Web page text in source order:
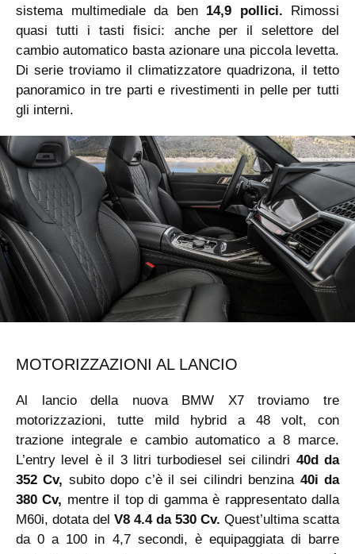
sistema multimediale da ben 14,9 pollici. Rimossi
quasi tutti i tasti fisici: anche per il selettore del
cambio automatico basta azionare una piccola levetta.
Di serie troviamo il climatizzatore quadrizona, il tetto
panoramico in tre parti e rivestimenti in pelle per tutti
gli interni.
MOTORIZZAZIONI AL LANCIO
Al lancio della nuova BMW X7 troviamo tre
motorizzazioni, tutte mild hybrid a 48 volt, con
trazione integrale e cambio automatico a 8 marce.
L’entry level è il 3 litri turbodiesel sei cilindri 40d da
352 Cv, subito dopo c’è il sei cilindri benzina 40i da
380 Cv, mentre il top di gamma è rappresentato dalla
M60i, dotata del V8 4.4 da 530 Cv. Quest’ultima scatta
da 0 a 100 in 4,7 secondi, è equipaggiata di barre